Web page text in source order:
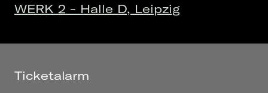
WERK 2 - Halle D, Leipzig
Ticketalarm